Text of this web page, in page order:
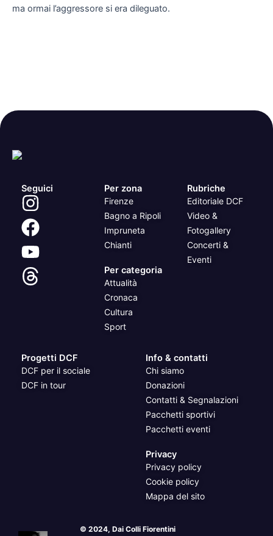
ma ormai l’aggressore si era dileguato.
Seguici Per zona
Firenze
Bagno a Ripoli
Impruneta
Chianti
Per categoria
Attualità
Cronaca
Cultura
Sport
Rubriche
Editoriale DCF
Video &
Fotogallery
Concerti &
Eventi
Progetti DCF
DCF per il sociale
DCF in tour
Info & contatti
Chi siamo
Donazioni
Contatti & Segnalazioni
Pacchetti sportivi
Pacchetti eventi
Privacy
Privacy policy
Cookie policy
Mappa del sito
© 2024, Dai Colli Fiorentini